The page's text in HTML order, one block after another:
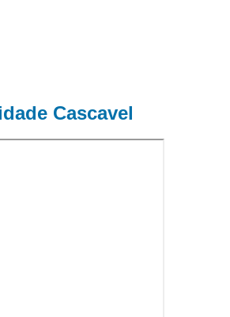
Cascavel